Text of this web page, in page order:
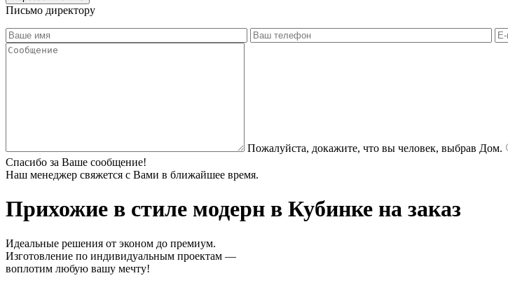
Письмо директору
Пожалуйста, докажите, что вы человек, выбрав Дом.
Спасибо за Ваше сообщение!
Наш менеджер свяжется с Вами в ближайшее время.
Прихожие в стиле модерн в Кубинке на заказ
Идеальные решения от эконом до премиум.
Изготовление по индивидуальным проектам —
воплотим любую вашу мечту!